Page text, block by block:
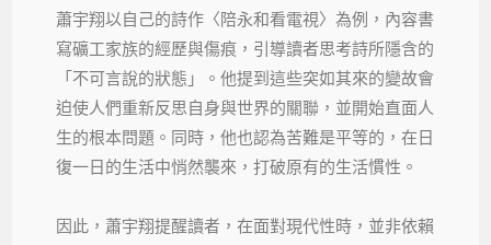
蕭宇翔以自己的詩作〈陪永和看電視〉為例，內容書
寫礦工家族的經歷與傷痕，引導讀者思考詩所隱含的
「不可言說的狀態」。他提到這些突如其來的變故會
迫使人們重新反思自身與世界的關聯，並開始直面人
生的根本問題。同時，他也認為苦難是平等的，在日
復一日的生活中悄然襲來，打破原有的生活慣性。
因此，蕭宇翔提醒讀者，在面對現代性時，並非依賴